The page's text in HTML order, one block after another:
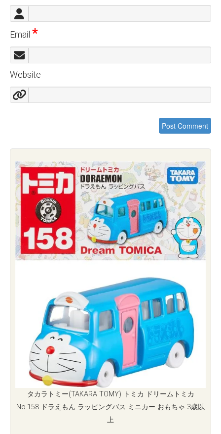
Email *
Website
タカラトミー(TAKARA TOMY) トミカ ドリームトミカ
No.158 ドラえもん ラッピングバス ミニカー おもちゃ 3歳以
上